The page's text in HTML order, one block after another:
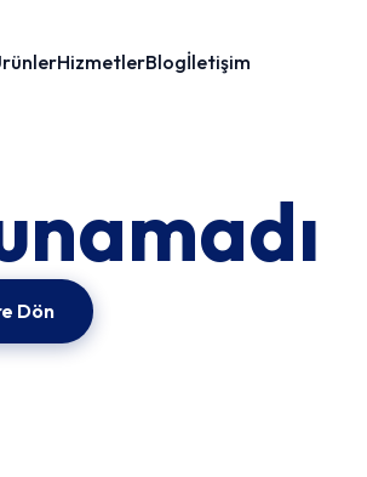
HizmetlerBlogİletişim
Dön